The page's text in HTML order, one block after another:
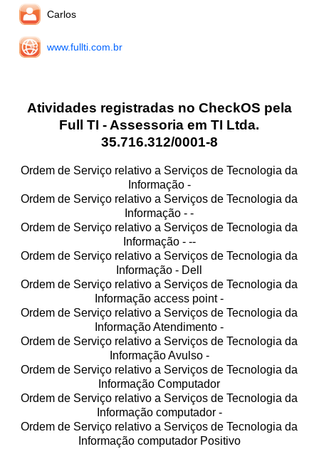
Carlos
www.fullti.com.br
Atividades registradas no CheckOS pela
Full TI - Assessoria em TI Ltda.
35.716.312/0001-8
Ordem de Serviço relativo a Serviços de Tecnologia da
Informação -
Ordem de Serviço relativo a Serviços de Tecnologia da
Informação - -
Ordem de Serviço relativo a Serviços de Tecnologia da
Informação - --
Ordem de Serviço relativo a Serviços de Tecnologia da
Informação - Dell
Ordem de Serviço relativo a Serviços de Tecnologia da
Informação access point -
Ordem de Serviço relativo a Serviços de Tecnologia da
Informação Atendimento -
Ordem de Serviço relativo a Serviços de Tecnologia da
Informação Avulso -
Ordem de Serviço relativo a Serviços de Tecnologia da
Informação Computador
Ordem de Serviço relativo a Serviços de Tecnologia da
Informação computador -
Ordem de Serviço relativo a Serviços de Tecnologia da
Informação computador Positivo